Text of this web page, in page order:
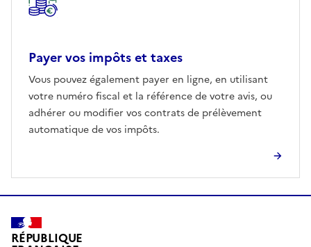
Payer vos impôts et taxes
Vous pouvez également payer en ligne, en utilisant
votre numéro fiscal et la référence de votre avis, ou
adhérer ou modifier vos contrats de prélèvement
automatique de vos impôts.
RÉPUBLIQUE